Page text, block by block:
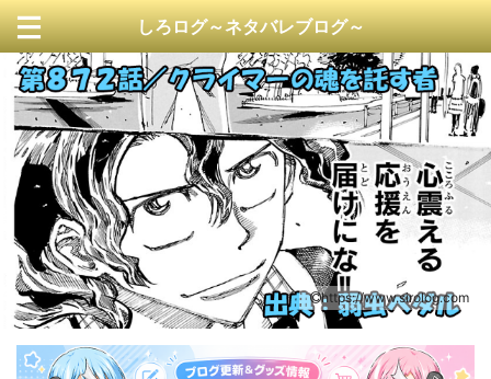
しろログ～ネタバレブログ～
https://www.sirolog.com